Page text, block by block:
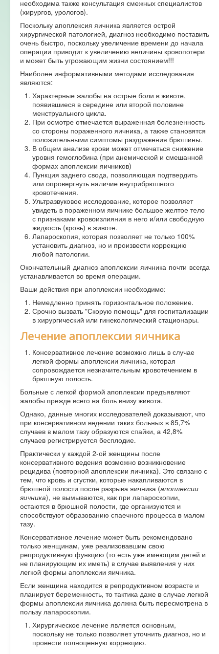
необходима также консультация смежных специалистов
(хирургов, урологов).
Поскольку апоплексия яичника является острой
хирургической патологией, диагноз необходимо поставить
очень быстро, поскольку увеличение времени до начала
операции приводит к увеличению величины кровопотери
и может быть угрожающим жизни состоянием!!!
Наиболее информативными методами исследования
являются:
Характерные жалобы на острые боли в животе,
появившиеся в середине или второй половине
менструального цикла.
При осмотре отмечается выраженная болезненность
со стороны пораженного яичника, а также становятся
положительными симптомы раздражения брюшины.
В общем анализе крови может отмечаться снижение
уровня гемоглобина (при анемической и смешанной
формах апоплексии яичников)
Пункция заднего свода, позволяющая подтвердить
или опровергнуть наличие внутрибрюшного
кровотечения.
Ультразвуковое исследование, которое позволяет
увидеть в пораженном яичнике большое желтое тело
с признаками кровоизлияния в него и/или свободную
жидкость (кровь) в животе.
Лапароскопия, которая позволяет не только 100%
установить диагноз, но и произвести коррекцию
любой патологии.
Окончательный диагноз апоплексии яичника почти всегда
устанавливается во время операции.
Ваши действия при апоплексии необходимо:
Немедленно принять горизонтальное положение.
Срочно вызвать "Скорую помощь" для госпитализации
в хирургический или гинекологический стационары.
Лечение апоплексии яичника
Консервативное лечение возможно лишь в случае
легкой формы апоплексии яичника, которая
сопровождается незначительным кровотечением в
брюшную полость.
Больные с легкой формой апоплексии предъявляют
жалобы прежде всего на боль внизу живота.
Однако, данные многих исследователей доказывают, что
при консервативном ведении таких больных в 85,7%
случаев в малом тазу образуются спайки, а 42,8%
случаев регистрируется бесплодие.
Практически у каждой 2-ой женщины после
консервативного ведения возможно возникновение
рецидива (повторной апоплексии яичника). Это связано с
тем, что кровь и сгустки, которые накапливаются в
брюшной полости после разрыва яичника (апоплексии
яичника), не вымываются, как при лапароскопии,
остаются в брюшной полости, где организуются и
способствуют образованию спаечного процесса в малом
тазу.
Консервативное лечение может быть рекомендовано
только женщинам, уже реализовавшим свою
репродуктивную функцию (то есть уже имеющим детей и
не планирующим их иметь) в случае выявления у них
легкой формы апоплексии яичника.
Если женщина находится в репродуктивном возрасте и
планирует беременность, то тактика даже в случае легкой
формы апоплексии яичника должна быть пересмотрена в
пользу лапароскопии.
Хирургическое лечение является основным,
поскольку не только позволяет уточнить диагноз, но и
провести полноценную коррекцию.